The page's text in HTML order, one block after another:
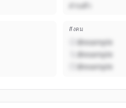
ส่วนตัว
สังคม
@example
@example
@example